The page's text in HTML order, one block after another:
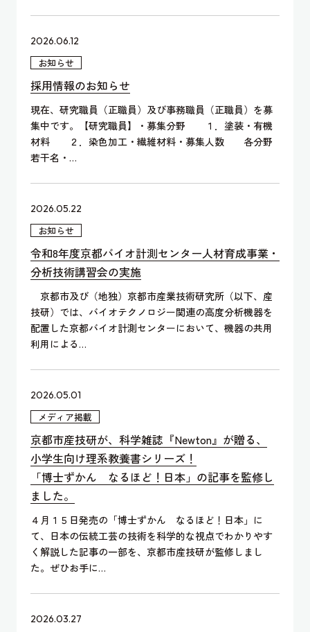
2026.06.12
お知らせ
採用情報のお知らせ
現在、研究職員（正職員）及び事務職員（正職員）を募
集中です。【研究職員】・募集分野 １．塗装・有機
材料 ２．染色加工・繊維材料・募集人数 各分野
若干名・…
2026.05.22
お知らせ
令和8年度京都バイオ計測センター人材育成事業・
分析技術講習会の実施
京都市及び（地独）京都市産業技術研究所（以下、産
技研）では、バイオテクノロジー関連の高度分析機器を
配置した京都バイオ計測センターにおいて、機器の共用
利用による…
2026.05.01
メディア掲載
京都市産技研が、科学雑誌『Newton』が贈る、
小学生向け理系教養書シリーズ！
「博士ずかん なるほど！日本」の記事を監修し
ました。
４月１５日発売の「博士ずかん なるほど！日本」に
て、日本の伝統工芸の技術を科学的な視点でわかりやす
く解説した記事の一部を、京都市産技研が監修しまし
た。ぜひお手に…
2026.03.27